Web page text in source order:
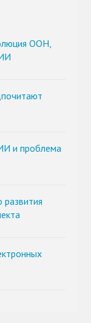
ООН,
и проблема
развития